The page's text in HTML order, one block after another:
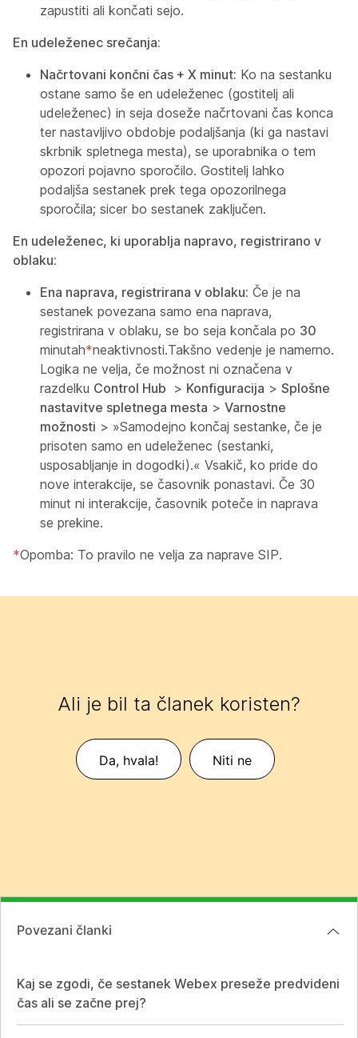
zapustiti ali končati sejo.
En udeleženec srečanja:
Načrtovani končni čas + X minut: Ko na sestanku
ostane samo še en udeleženec (gostitelj ali
udeleženec) in seja doseže načrtovani čas konca
ter nastavljivo obdobje podaljšanja (ki ga nastavi
skrbnik spletnega mesta), se uporabnika o tem
opozori pojavno sporočilo. Gostitelj lahko
podaljša sestanek prek tega opozorilnega
sporočila; sicer bo sestanek zaključen.
En udeleženec, ki uporablja napravo, registrirano v
oblaku:
Ena naprava, registrirana v oblaku: Če je na
sestanek povezana samo ena naprava,
registrirana v oblaku, se bo seja končala po 30
minutah*neaktivnosti.Takšno vedenje je namerno.
Logika ne velja, če možnost ni označena v
razdelku Control Hub > Konfiguracija > Splošne
nastavitve spletnega mesta > Varnostne
možnosti > »Samodejno končaj sestanke, če je
prisoten samo en udeleženec (sestanki,
usposabljanje in dogodki).« Vsakič, ko pride do
nove interakcije, se časovnik ponastavi. Če 30
minut ni interakcije, časovnik poteče in naprava
se prekine.
*Opomba: To pravilo ne velja za naprave SIP.
Ali je bil ta članek koristen?
Da, hvala! Niti ne
Povezani članki
Kaj se zgodi, če sestanek Webex preseže predvideni
čas ali se začne prej?